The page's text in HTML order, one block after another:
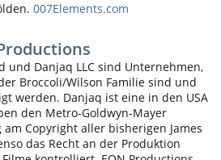
007Elements.com
und Danjaq LLC sind Unternehmen,
Broccoli/Wilson Familie sind und
werden. Danjaq ist eine in den USA
den Metro-Goldwyn-Mayer
Copyright aller bisherigen James
das Recht an der Produktion